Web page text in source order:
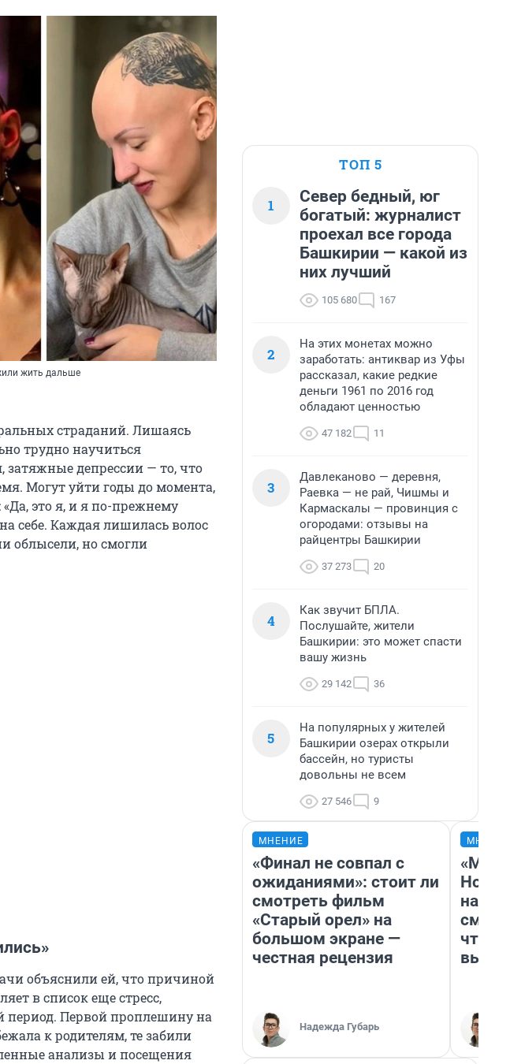
жить дальше
страданий. Лишаясь
трудно научиться
затяжные депрессии — то, что
Могут уйти годы до момента,
это я, и я по-прежнему
себе. Каждая лишилась волос
облысели, но смогли
объяснили ей, что причиной
в список еще стресс,
период. Первой проплешину на
к родителям, те забили
анализы и посещения
ТОП 5
1
Север бедный, юг
богатый: журналист
проехал все города
Башкирии — какой из
них лучший
105 680 167
2
На этих монетах можно
заработать: антиквар из Уфы
рассказал, какие редкие
деньги 1961 по 2016 год
обладают ценностью
47 182 11
3
Давлеканово — деревня,
Раевка — не рай, Чишмы и
Кармаскалы — провинция с
огородами: отзывы на
райцентры Башкирии
37 273 20
4
Как звучит БПЛА.
Послушайте, жители
Башкирии: это может спасти
вашу жизнь
29 142 36
5
На популярных у жителей
Башкирии озерах открыли
бассейн, но туристы
довольны не всем
27 546 9
МНЕНИЕ
«Финал не совпал с
ожиданиями»: стоит ли
смотреть фильм
«Старый орел» на
большом экране —
честная рецензия
Надежда Губарь
«Мы